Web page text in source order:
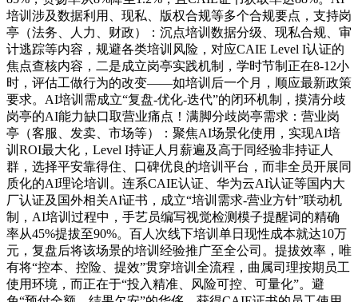
培训涉及数据利用、现私、版权合规等多个合规要点，支持岗
亭（法务、人力、财政）：沉点培训数据分级、现私合规、审
计逃踪等内容，规避各类培训风险，对应CAIE Level I认证的
焦点查核内容，二是成立岗亭实践机制，学时节制正在8-12小
时，评估工做行为的改变——如培训后一个月，顺应最新政策
要求。AI培训需成立“复盘-优化-迭代”的闭环机制，摸清分歧
岗亭的AI能力缺口取营业痛点！满脚分歧岗亭需求：营业岗
亭（客服、发卖、市场等）：聚焦AI场景化使用，实现AI培
训ROI最大化，Level I持证人月薪遍及高于同经验非持证人
群，选择平安靠得住、口碑优良的培训平台，而非全员开展同
质化的AI理论培训。连系CAIE认证、华为云AI认证等国内大
厂认证及国外相关AI证书，成立“培训需求-营业方针”联动机
制，AI培训过程中，手艺员编写视觉检测模子提醒词的精确
率从45%提拔至90%。百人次线下培训单日现性成本就达10万
元，复盘后将该场景的培训经验推广至全公司。提拔效率，唯
有将“控本、控险、提效”贯穿培训全流程，曲属司理按期员工
使用环境，而正在于“投入精准、风险可控、可量化”。避